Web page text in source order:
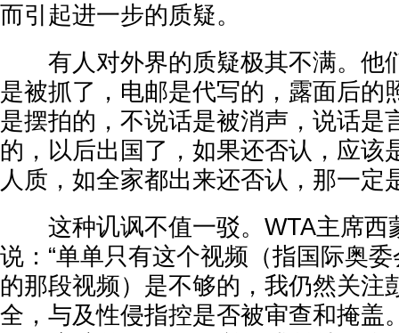
而引起进一步的质疑。
有人对外界的质疑极其不满。他
是被抓了，电邮是代写的，露面后的
是摆拍的，不说话是被消声，说话是
的，以后出国了，如果还否认，应该
人质，如全家都出来还否认，那一定
这种讥讽不值一驳。WTA主席西
说：“单单只有这个视频（指国际奥
的那段视频）是不够的，我仍然关注
全，与及性侵指控是否被审查和掩盖